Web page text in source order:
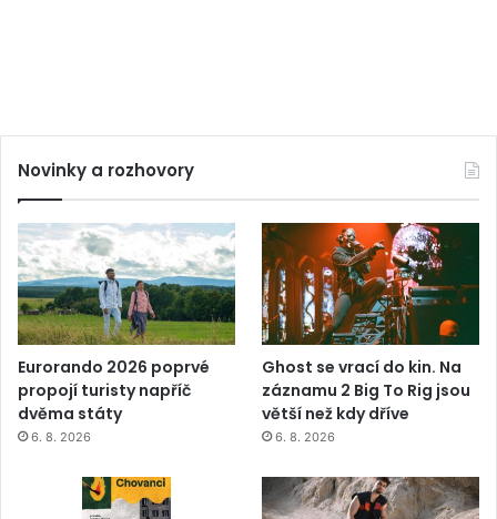
Novinky a rozhovory
Eurorando 2026 poprvé
propojí turisty napříč
dvěma státy
6. 8. 2026
Ghost se vrací do kin. Na
záznamu 2 Big To Rig jsou
větší než kdy dříve
6. 8. 2026